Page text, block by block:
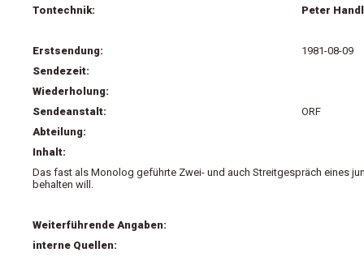
Tontechnik:
Peter Handl
Erstsendung:
1981-08-09
Sendezeit:
Wiederholung:
Sendeanstalt:
ORF
Abteilung:
Inhalt:
Das fast als Monolog geführte Zwei- und auch Streitgespräch eines
behalten will.
Weiterführende Angaben:
interne Quellen: